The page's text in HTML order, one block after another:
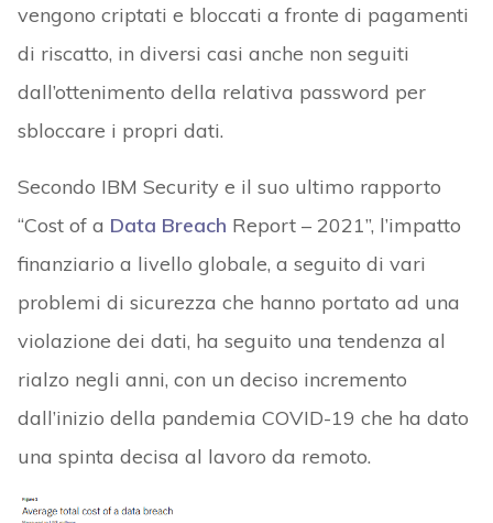
vengono criptati e bloccati a fronte di pagamenti
di riscatto, in diversi casi anche non seguiti
dall’ottenimento della relativa password per
sbloccare i propri dati.
Secondo IBM Security e il suo ultimo rapporto
“Cost of a Data Breach Report – 2021”, l’impatto
finanziario a livello globale, a seguito di vari
problemi di sicurezza che hanno portato ad una
violazione dei dati, ha seguito una tendenza al
rialzo negli anni, con un deciso incremento
dall’inizio della pandemia COVID-19 che ha dato
una spinta decisa al lavoro da remoto.